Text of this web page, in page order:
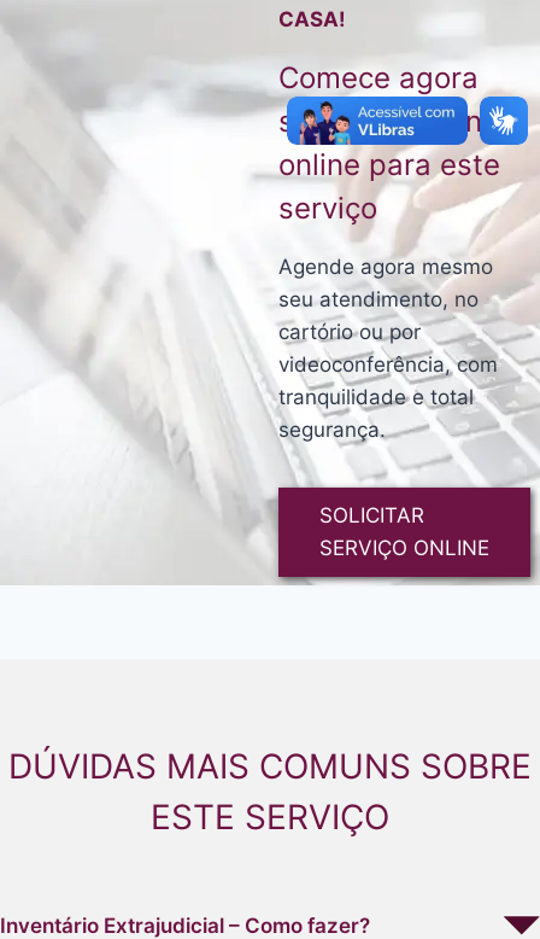
CASA!
Comece agora
seu atendimento
online para este
serviço
Agende agora mesmo
seu atendimento, no
cartório ou por
videoconferência, com
tranquilidade e total
segurança.
SOLICITAR
SERVIÇO ONLINE
DÚVIDAS MAIS COMUNS SOBRE
ESTE SERVIÇO
Inventário Extrajudicial – Como fazer?